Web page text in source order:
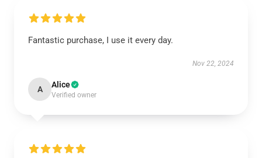
Fantastic purchase, I use it every day.
Nov 22, 2024
A Alice
Verified owner